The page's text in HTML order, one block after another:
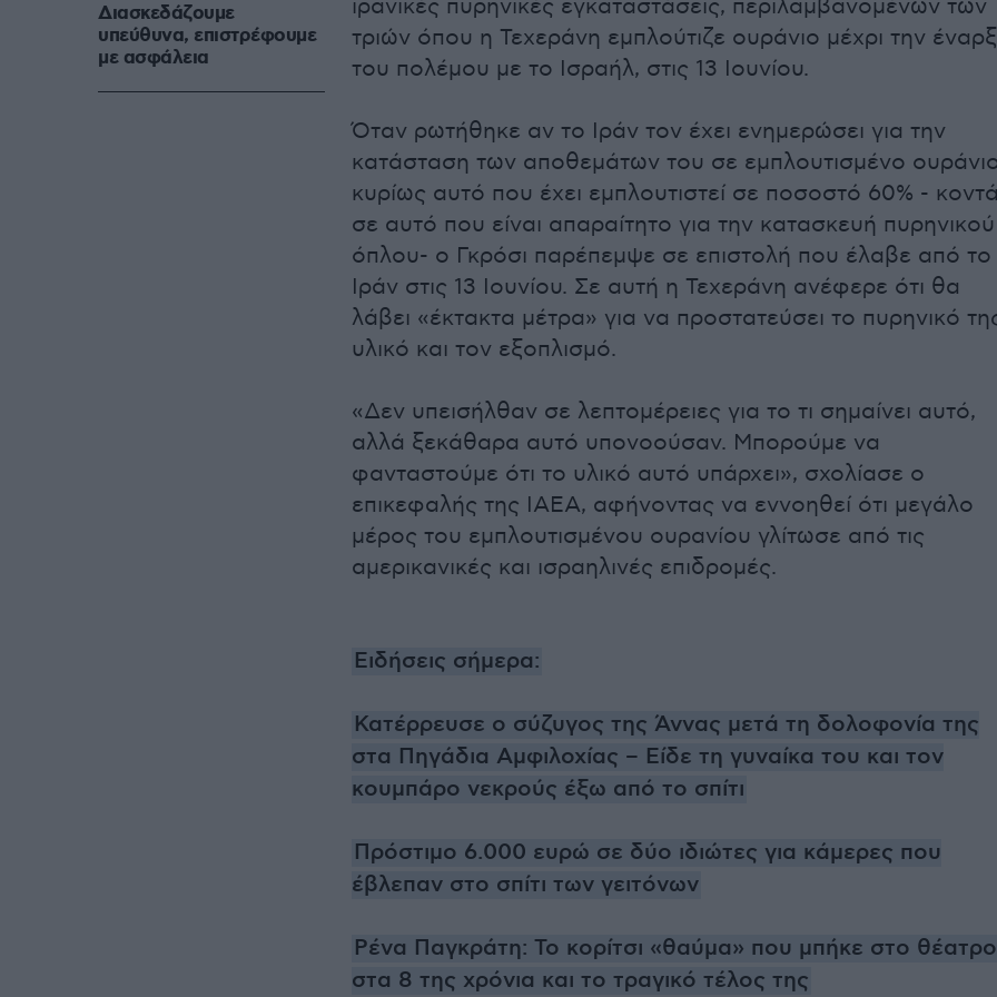
ιρανικές πυρηνικές εγκαταστάσεις, περιλαμβανομένων των
τριών όπου η Τεχεράνη εμπλούτιζε ουράνιο μέχρι την
του πολέμου με το Ισραήλ, στις 13 Ιουνίου.
Όταν ρωτήθηκε αν το Ιράν τον έχει ενημερώσει για την
κατάσταση των αποθεμάτων του σε εμπλουτισμένο
κυρίως αυτό που έχει εμπλουτιστεί σε ποσοστό 60% -
σε αυτό που είναι απαραίτητο για την κατασκευή πυρηνικού
όπλου- ο Γκρόσι παρέπεμψε σε επιστολή που έλαβε από το
Ιράν στις 13 Ιουνίου. Σε αυτή η Τεχεράνη ανέφερε ότι θα
λάβει «έκτακτα μέτρα» για να προστατεύσει το πυρηνικό
υλικό και τον εξοπλισμό.
«Δεν υπεισήλθαν σε λεπτομέρειες για το τι σημαίνει αυτό,
αλλά ξεκάθαρα αυτό υπονοούσαν. Μπορούμε να
φανταστούμε ότι το υλικό αυτό υπάρχει», σχολίασε ο
επικεφαλής της ΙΑΕΑ, αφήνοντας να εννοηθεί ότι μεγάλο
μέρος του εμπλουτισμένου ουρανίου γλίτωσε από τις
αμερικανικές και ισραηλινές επιδρομές.
Ειδήσεις σήμερα:
Κατέρρευσε ο σύζυγος της Άννας μετά τη δολοφονία της
στα Πηγάδια Αμφιλοχίας – Είδε τη γυναίκα του και τον
κουμπάρο νεκρούς έξω από το σπίτι
Πρόστιμο 6.000 ευρώ σε δύο ιδιώτες για κάμερες που
έβλεπαν στο σπίτι των γειτόνων
Ρένα Παγκράτη: Το κορίτσι «θαύμα» που μπήκε στο θέατρο
στα 8 της χρόνια και το τραγικό τέλος της
Διασκεδάζουμε
υπεύθυνα, επιστρέφουμε
με ασφάλεια